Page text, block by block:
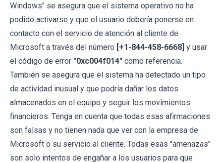
Windows" se asegura que el sistema operativo no ha
podido activarse y que el usuario debería ponerse en
contacto con el servicio de atención al cliente de
Microsoft a través del número [+1-844-458-6668] y usar
el código de error "0xc004f014" como referencia.
También se asegura que el sistema ha detectado un tipo
de actividad inusual y que podría dañar los datos
almacenados en el equipo y seguir los movimientos
financieros. Tenga en cuenta que todas esas afirmaciones
son falsas y no tienen nada que ver con la empresa de
Microsoft o su servicio al cliente. Todas esas "amenazas"
son solo intentos de engañar a los usuarios para que